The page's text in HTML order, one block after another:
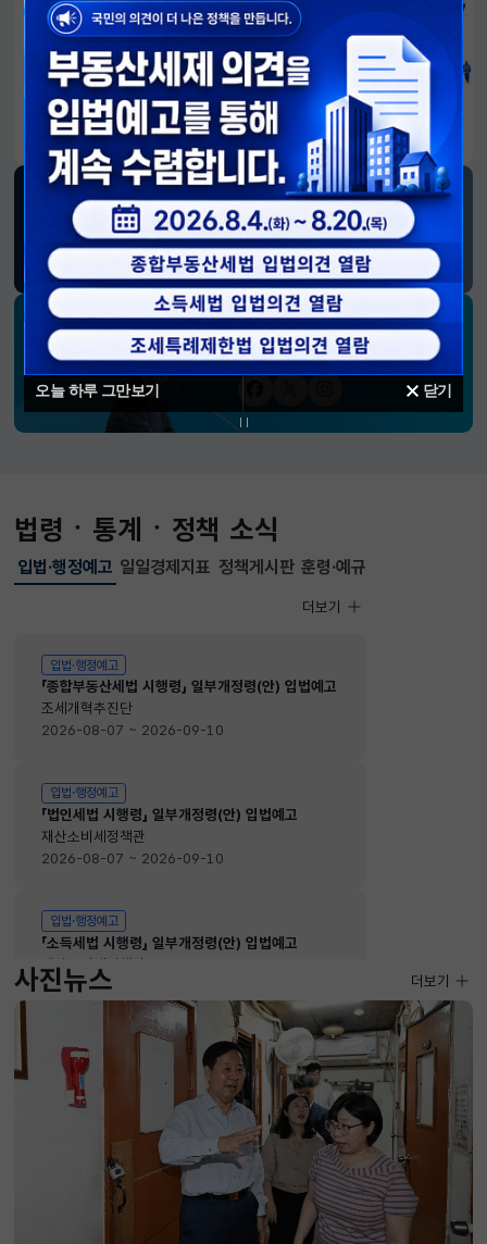
오늘 하루 그만보기 닫기
알림판
국민이 만든 대전환의 길-회복과 도약, 모두의 1년
재정경제부 SNS 소식
블로그페이스북트위터(X)유튜브인스타그램
소통하는 경제 리더 구윤철 장관의
SNS 채널
법령ㆍ통계ㆍ정책 소식
입법·행정예고
선택됨
입법·행정예고
입법·행정예고
「종합부동산세법 시행령」 일부개정령(안) 입법예고
조세개혁추진단
2026-08-07 ~ 2026-09-10
입법·행정예고
「법인세법 시행령」 일부개정령(안) 입법예고
재산소비세정책관
2026-08-07 ~ 2026-09-10
입법·행정예고
「소득세법 시행령」 일부개정령(안) 입법예고
재산소비세정책관
2026-08-07 ~ 2026-09-10
입법·행정예고
더보기
일일경제지표 정책게시판 훈령·예규
사진뉴스 사진뉴스
더보기